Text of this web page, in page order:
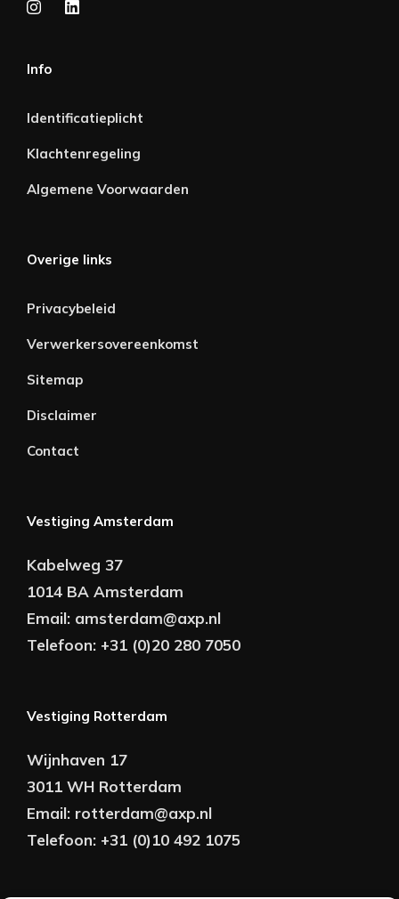
Info
Identificatieplicht
Klachtenregeling
Algemene Voorwaarden
Overige links
Privacybeleid
Verwerkersovereenkomst
Sitemap
Disclaimer
Contact
Vestiging Amsterdam
Kabelweg 37
1014 BA Amsterdam
Email: amsterdam@axp.nl
Telefoon: +31 (0)20 280 7050
Vestiging Rotterdam
Wijnhaven 17
3011 WH Rotterdam
Email: rotterdam@axp.nl
Telefoon: +31 (0)10 492 1075